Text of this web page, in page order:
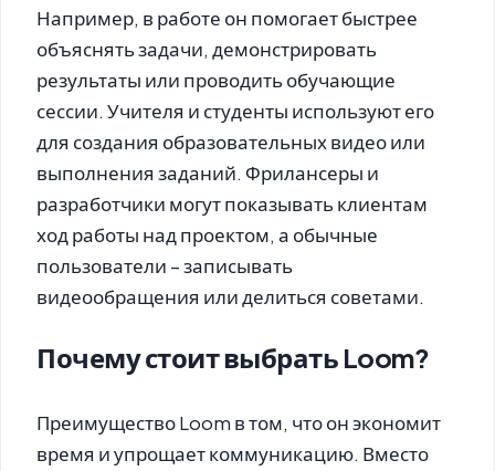
Например, в работе он помогает быстрее
объяснять задачи, демонстрировать
результаты или проводить обучающие
сессии. Учителя и студенты используют его
для создания образовательных видео или
выполнения заданий. Фрилансеры и
разработчики могут показывать клиентам
ход работы над проектом, а обычные
пользователи – записывать
видеообращения или делиться советами.
Почему стоит выбрать Loom?
Преимущество Loom в том, что он экономит
время и упрощает коммуникацию. Вместо